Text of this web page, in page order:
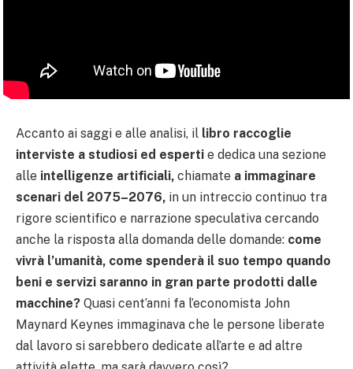
Accanto ai saggi e alle analisi, il libro raccoglie
interviste a studiosi ed esperti e dedica una sezione
alle intelligenze artificiali, chiamate a immaginare
scenari del 2075–2076, in un intreccio continuo tra
rigore scientifico e narrazione speculativa cercando
anche la risposta alla domanda delle domande: come
vivrà l’umanità, come spenderà il suo tempo quando
beni e servizi saranno in gran parte prodotti dalle
macchine? Quasi cent’anni fa l’economista John
Maynard Keynes immaginava che le persone liberate
dal lavoro si sarebbero dedicate all’arte e ad altre